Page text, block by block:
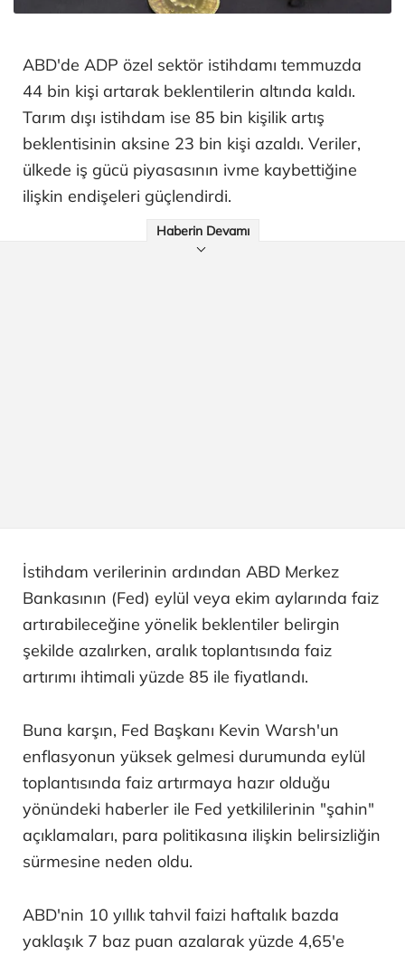
ABD'de ADP özel sektör istihdamı temmuzda
44 bin kişi artarak beklentilerin altında kaldı.
Tarım dışı istihdam ise 85 bin kişilik artış
beklentisinin aksine 23 bin kişi azaldı. Veriler,
ülkede iş gücü piyasasının ivme kaybettiğine
ilişkin endişeleri güçlendirdi.
Haberin Devamı
İstihdam verilerinin ardından ABD Merkez
Bankasının (Fed) eylül veya ekim aylarında faiz
artırabileceğine yönelik beklentiler belirgin
şekilde azalırken, aralık toplantısında faiz
artırımı ihtimali yüzde 85 ile fiyatlandı.
Buna karşın, Fed Başkanı Kevin Warsh'un
enflasyonun yüksek gelmesi durumunda eylül
toplantısında faiz artırmaya hazır olduğu
yönündeki haberler ile Fed yetkililerinin "şahin"
açıklamaları, para politikasına ilişkin belirsizliğin
sürmesine neden oldu.
ABD'nin 10 yıllık tahvil faizi haftalık bazda
yaklaşık 7 baz puan azalarak yüzde 4,65'e